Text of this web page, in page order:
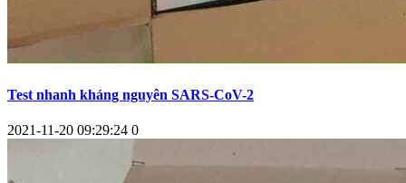
Test nhanh kháng nguyên SARS-CoV-2
2021-11-20 09:29:24 0